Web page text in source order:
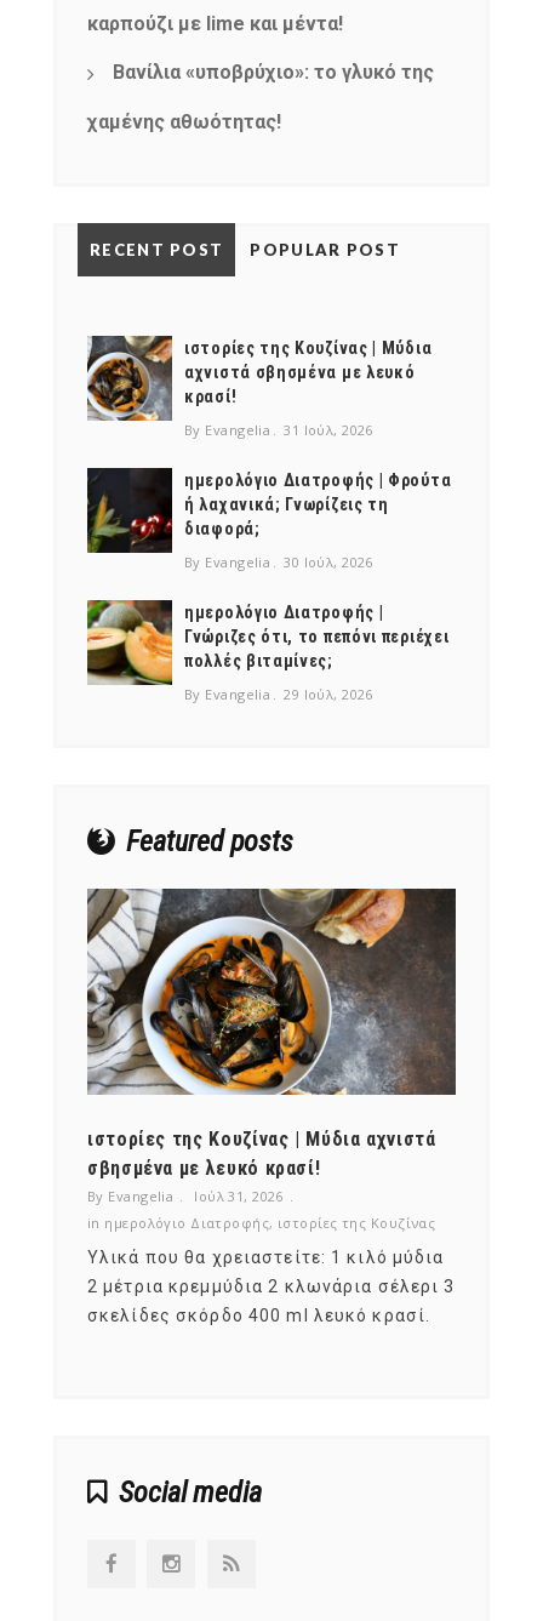
καρπούζι με lime και μέντα!
Βανίλια «υποβρύχιο»: το γλυκό της
χαμένης αθωότητας!
RECENT POST POPULAR POST
ιστορίες της Κουζίνας | Μύδια
αχνιστά σβησμένα με λευκό
κρασί!
By Evangelia 31 Ιούλ, 2026
ημερολόγιο Διατροφής | Φρούτα
ή λαχανικά; Γνωρίζεις τη
διαφορά;
By Evangelia 30 Ιούλ, 2026
ημερολόγιο Διατροφής |
Γνώριζες ότι, το πεπόνι περιέχει
πολλές βιταμίνες;
By Evangelia 29 Ιούλ, 2026
Featured posts
ιστορίες της Κουζίνας | Μύδια αχνιστά
σβησμένα με λευκό κρασί!
By Evangelia
Ιούλ 31, 2026
in ημερολόγιο Διατροφής, ιστορίες της Κουζίνας
Υλικά που θα χρειαστείτε: 1 κιλό μύδια
2 μέτρια κρεμμύδια 2 κλωνάρια σέλερι 3
σκελίδες σκόρδο 400 ml λευκό κρασί.
Social media